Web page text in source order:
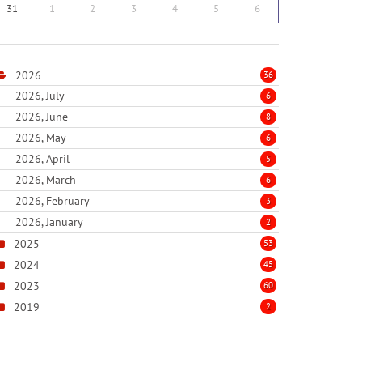
31 1 2 3 4 5 6
2026 36
2026, July 6
2026, June 8
2026, May 6
2026, April 5
2026, March 6
2026, February 3
2026, January 2
2025 53
2024 45
2023 60
2019 2